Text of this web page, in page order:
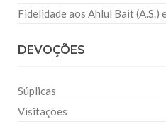
Fidelidade aos Ahlul Bait (A.S.)
DEVOÇÕES
Súplicas
Visitações